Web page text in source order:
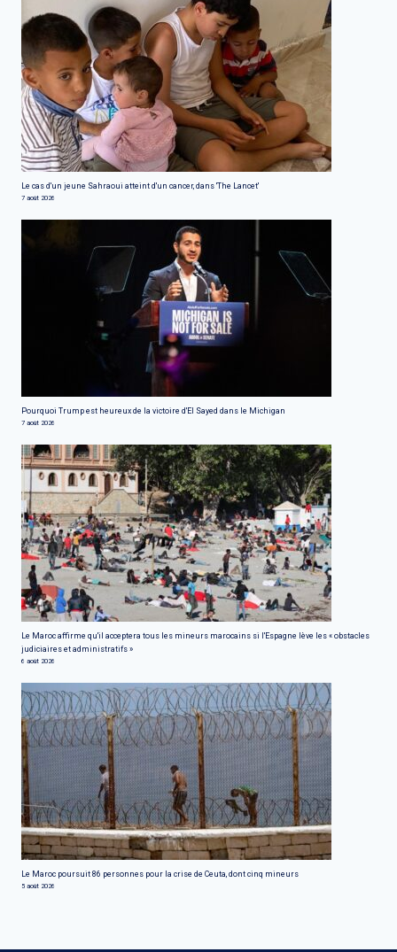
Le cas d'un jeune Sahraoui atteint d'un cancer, dans 'The Lancet'
7 août 2026
Pourquoi Trump est heureux de la victoire d'El Sayed dans le Michigan
7 août 2026
Le Maroc affirme qu'il acceptera tous les mineurs marocains si l'Espagne lève les « obstacles
judiciaires et administratifs »
6 août 2026
Le Maroc poursuit 86 personnes pour la crise de Ceuta, dont cinq mineurs
5 août 2026